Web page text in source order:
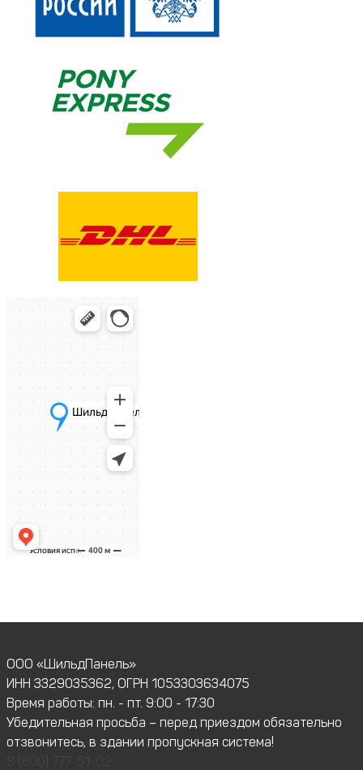
ООО «ШильдПанель»
ИНН 3329035362, ОГРН 1053303634075
Время работы: пн. - пт. 9:00 - 17:30
Убедительная просьба – перед приездом обязательно
отзвонитесь, в здании пропускная система!